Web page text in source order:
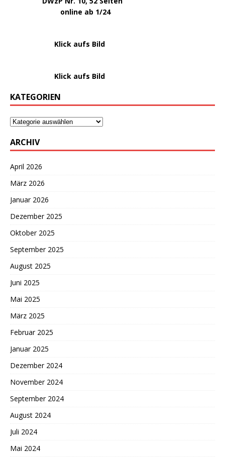
online ab 1/24
Klick aufs Bild
Klick aufs Bild
KATEGORIEN
ARCHIV
April 2026
März 2026
Januar 2026
Dezember 2025
Oktober 2025
September 2025
August 2025
Juni 2025
Mai 2025
März 2025
Februar 2025
Januar 2025
Dezember 2024
November 2024
September 2024
August 2024
Juli 2024
Mai 2024